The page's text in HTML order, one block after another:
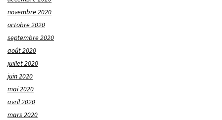
novembre 2020
octobre 2020
septembre 2020
août 2020
juillet 2020
juin 2020
mai 2020
avril 2020
mars 2020